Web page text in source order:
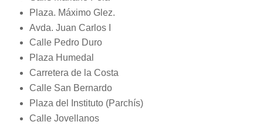
Plaza. Máximo Glez.
Avda. Juan Carlos I
Calle Pedro Duro
Plaza Humedal
Carretera de la Costa
Calle San Bernardo
Plaza del Instituto (Parchís)
Calle Jovellanos